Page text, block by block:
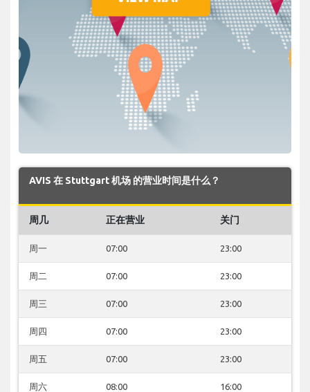
AVIS 在 Stuttgart 机场 的营业时间是什么？
周几 正在营业 关门
周一 07:00 23:00
周二 07:00 23:00
周三 07:00 23:00
周四 07:00 23:00
周五 07:00 23:00
周六 08:00 16:00